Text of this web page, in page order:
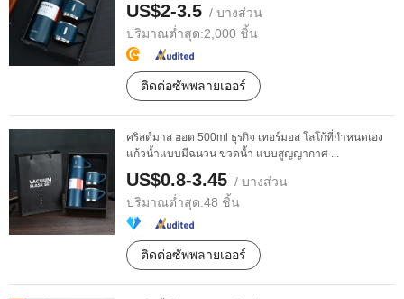
US$2-3.5 / บางส่วน
ปริมาณต่ำสุด:2,000 ชิ้น
ติดต่อซัพพลายเออร์
คริสต์มาส ฮอต 500ml ธุรกิจ เทอร์มอส โลโก้ที่กำหนดเอง
แก้วน้ำแบบมีฉนวน ขวดน้ำ แบบสูญญากาศ ...
US$0.8-3.45 / บางส่วน
ปริมาณต่ำสุด:48 ชิ้น
ติดต่อซัพพลายเออร์